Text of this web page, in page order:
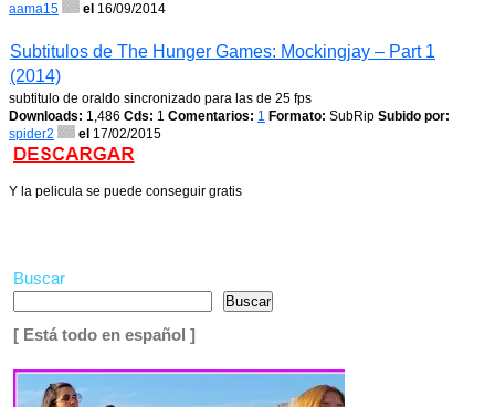
aama15
el 16/09/2014
Subtitulos de The Hunger Games: Mockingjay – Part 1
(2014)
subtitulo de oraldo sincronizado para las de 25 fps
Downloads: 1,486 Cds: 1 Comentarios: 1 Formato: SubRip Subido por:
spider2
el 17/02/2015
Y la pelicula se puede conseguir gratis
Buscar
Buscar
[ Está todo en español ]